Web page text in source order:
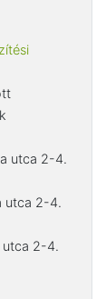
utca 2-4.
utca 2-4.
utca 2-4.